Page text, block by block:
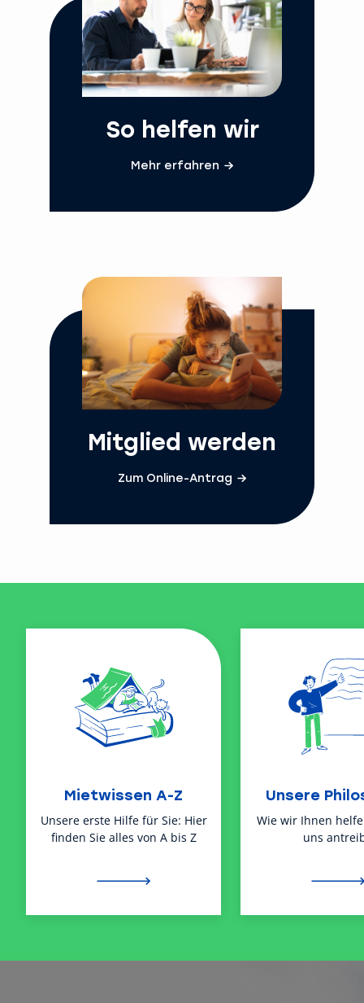
So helfen wir
Mehr erfahren
Mitglied werden
Zum Online-Antrag
Mietwissen A-Z
Unsere erste Hilfe für Sie: Hier
finden Sie alles von A bis Z
Unsere
Wie wir Ihnen
uns